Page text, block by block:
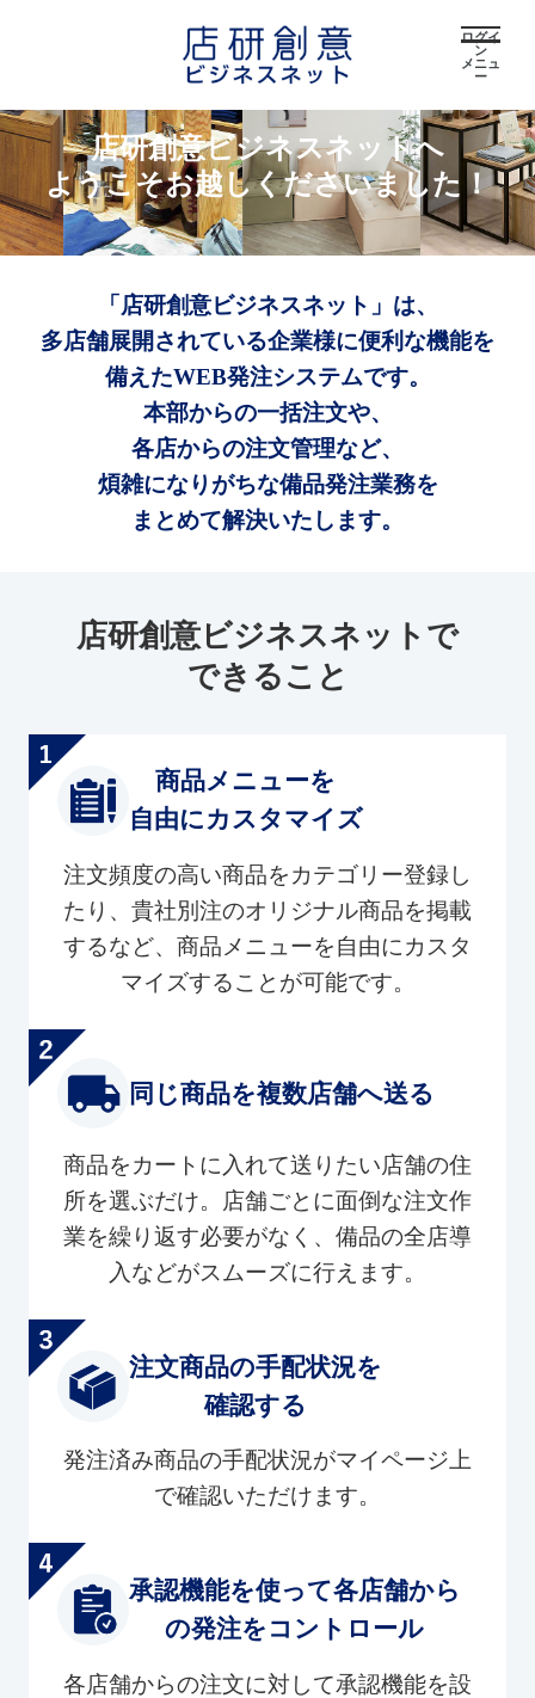
ログイ
ン
メニュ
ー
店研創意ビジネスネットへ
ようこそお越しくださいました！
「店研創意ビジネスネット」は、
多店舗展開されている企業様に便利な機能を
備えたWEB発注システムです。
本部からの一括注文や、
各店からの注文管理など、
煩雑になりがちな備品発注業務を
まとめて解決いたします。
店研創意ビジネスネットで
できること
商品メニューを
自由にカスタマイズ
注文頻度の高い商品をカテゴリー登録し
たり、貴社別注のオリジナル商品を掲載
するなど、商品メニューを自由にカスタ
マイズすることが可能です。
同じ商品を複数店舗へ送る
商品をカートに入れて送りたい店舗の住
所を選ぶだけ。店舗ごとに面倒な注文作
業を繰り返す必要がなく、備品の全店導
入などがスムーズに行えます。
注文商品の手配状況を
確認する
発注済み商品の手配状況がマイページ上
で確認いただけます。
承認機能を使って各店舗から
の発注をコントロール
各店舗からの注文に対して承認機能を設